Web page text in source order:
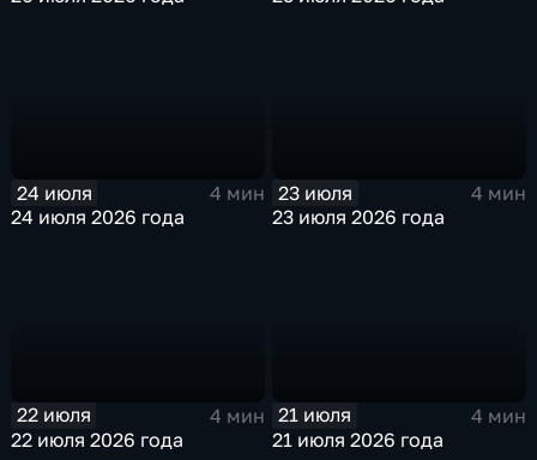
24 июля
4 мин
24 июля 2026 года
23 июля
4 мин
23 июля 2026 года
22 июля
4 мин
22 июля 2026 года
21 июля
4 мин
21 июля 2026 года